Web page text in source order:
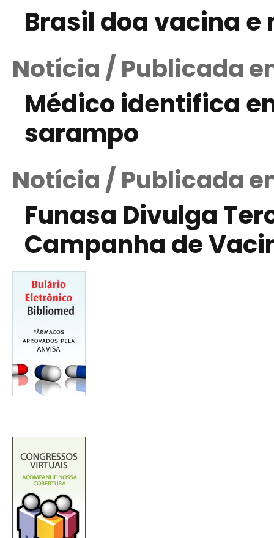
Brasil doa vacina
Notícia / Publicada
Médico identifica
sarampo
Notícia / Publicada
Funasa Divulga
Campanha de